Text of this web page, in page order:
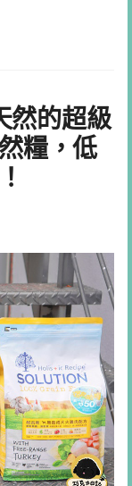
然的超級
糧，低